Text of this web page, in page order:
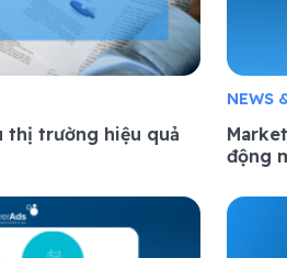
thị trường hiệu quả
NEWS
động